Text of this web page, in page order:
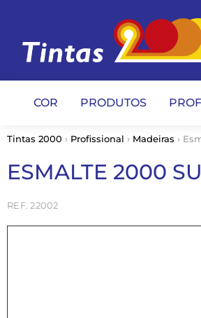
COR PRODUTOS
Tintas 2000 › Profissional › Madeiras ›
ESMALTE 2000
22002